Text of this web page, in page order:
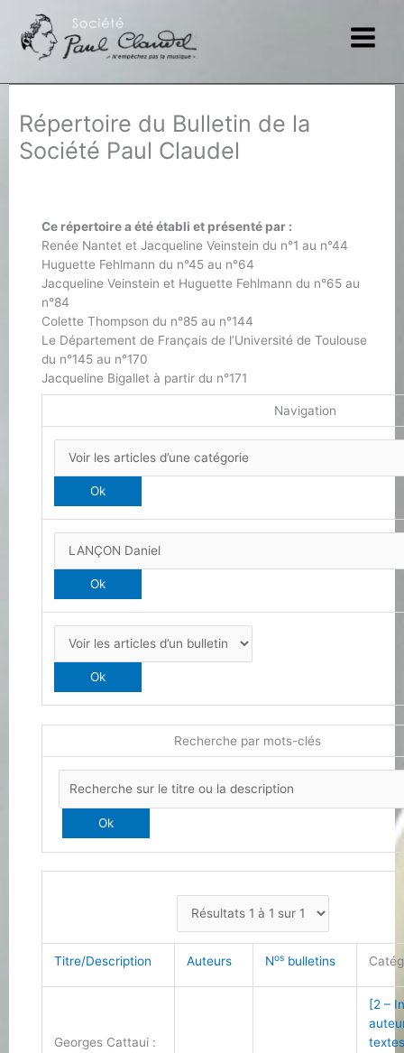
contenu
Répertoire du Bulletin de la
Société Paul Claudel
Ce répertoire a été établi et présenté par :
Renée Nantet et Jacqueline Veinstein du n°1 au n°44
Huguette Fehlmann du n°45 au n°64
Jacqueline Veinstein et Huguette Fehlmann du n°65 au
n°84
Colette Thompson du n°85 au n°144
Le Département de Français de l’Université de Toulouse
du n°145 au n°170
Jacqueline Bigallet à partir du n°171
Navigation
Recherche par mots-clés
Titre/Description Auteurs Nos bulletins
Georges Cattaui :
[2 –